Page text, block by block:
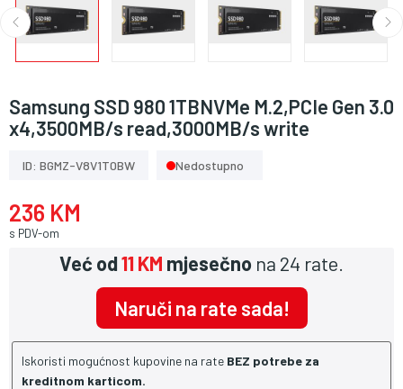
Samsung SSD 980 1TBNVMe M.2,PCIe Gen 3.0
x4,3500MB/s read,3000MB/s write
ID: BGMZ-V8V1T0BW Nedostupno
236 KM
s PDV-om
Već od11 KM mjesečno na 24 rate.
Naruči na rate sada!
Iskoristi mogućnost kupovine na rate BEZ potrebe za
kreditnom karticom.